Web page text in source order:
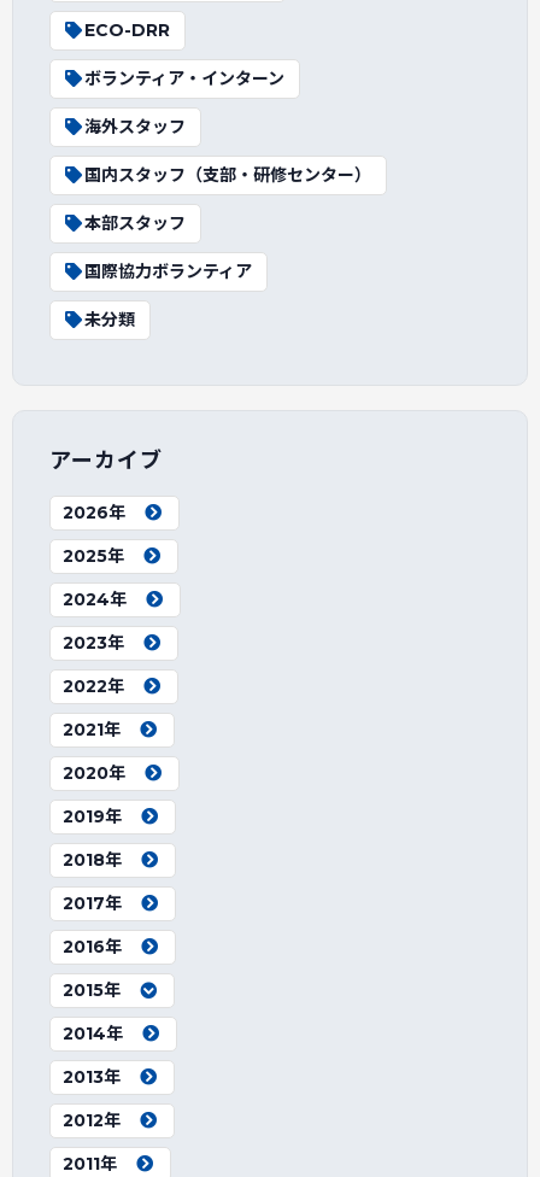
ECO-DRR
ボランティア・インターン
海外スタッフ
国内スタッフ（支部・研修センター）
本部スタッフ
国際協力ボランティア
未分類
アーカイブ
2026年
2025年
2024年
2023年
2022年
2021年
2020年
2019年
2018年
2017年
2016年
2015年
2014年
2013年
2012年
2011年